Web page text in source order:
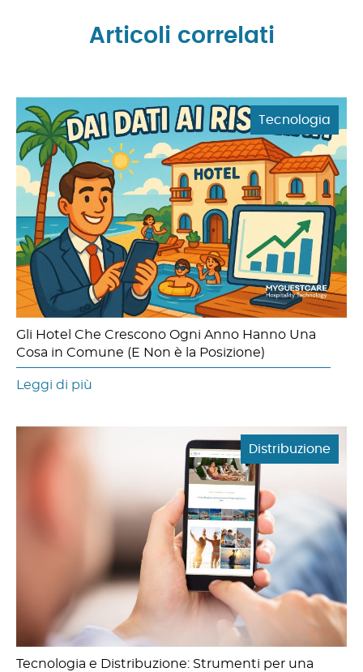
Articoli correlati
Tecnologia
Gli Hotel Che Crescono Ogni Anno Hanno Una
Cosa in Comune (E Non è la Posizione)
Leggi di più
Distribuzione
Tecnologia e Distribuzione: Strumenti per una